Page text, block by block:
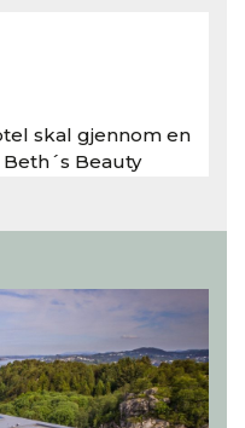
skal gjennom en
Beauty